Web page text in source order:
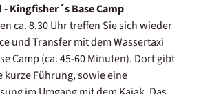
Kingfisher´s Base Camp
ca. 8.30 Uhr treffen Sie sich wieder
und Transfer mit dem Wassertaxi
Camp (ca. 45-60 Minuten). Dort gibt
kurze Führung, sowie eine